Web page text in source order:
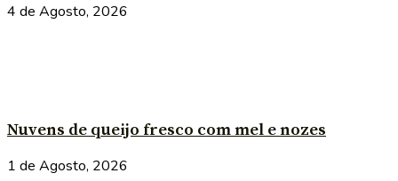
4 de Agosto, 2026
Nuvens de queijo fresco com mel e nozes
1 de Agosto, 2026